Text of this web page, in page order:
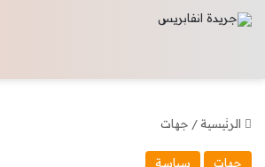
الرئيسية/ جهات
جهات سياسة